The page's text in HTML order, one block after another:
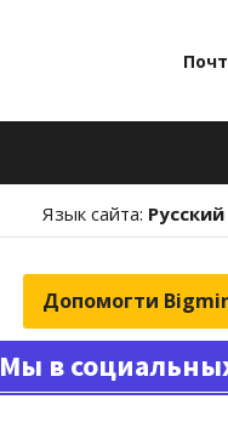
Язык сайта: Русский
Допомогти
Мы в